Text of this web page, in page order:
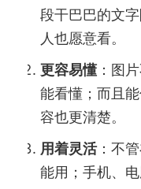
段干巴巴的文
人也愿意看。
更容易懂 ：图
能看懂；而且
容也更清楚。
用着灵活：不
能用；手机、